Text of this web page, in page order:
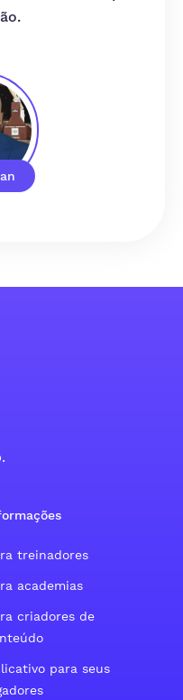
do Facebook
da conta do tweeter
social da conta do
treinadores
academias
criadores de
para seus